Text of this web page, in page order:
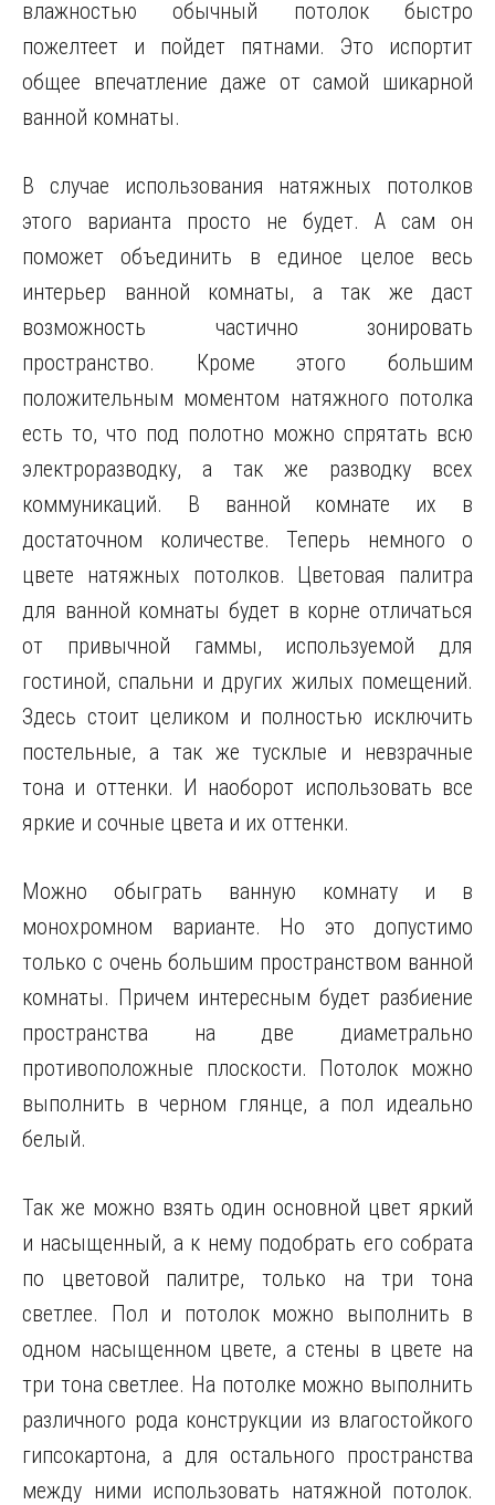
влажностью обычный потолок быстро
пожелтеет и пойдет пятнами. Это испортит
общее впечатление даже от самой шикарной
ванной комнаты.
В случае использования натяжных потолков
этого варианта просто не будет. А сам он
поможет объединить в единое целое весь
интерьер ванной комнаты, а так же даст
возможность частично зонировать
пространство. Кроме этого большим
положительным моментом натяжного потолка
есть то, что под полотно можно спрятать всю
электроразводку, а так же разводку всех
коммуникаций. В ванной комнате их в
достаточном количестве. Теперь немного о
цвете натяжных потолков. Цветовая палитра
для ванной комнаты будет в корне отличаться
от привычной гаммы, используемой для
гостиной, спальни и других жилых помещений.
Здесь стоит целиком и полностью исключить
постельные, а так же тусклые и невзрачные
тона и оттенки. И наоборот использовать все
яркие и сочные цвета и их оттенки.
Можно обыграть ванную комнату и в
монохромном варианте. Но это допустимо
только с очень большим пространством ванной
комнаты. Причем интересным будет разбиение
пространства на две диаметрально
противоположные плоскости. Потолок можно
выполнить в черном глянце, а пол идеально
белый.
Так же можно взять один основной цвет яркий
и насыщенный, а к нему подобрать его собрата
по цветовой палитре, только на три тона
светлее. Пол и потолок можно выполнить в
одном насыщенном цвете, а стены в цвете на
три тона светлее. На потолке можно выполнить
различного рода конструкции из влагостойкого
гипсокартона, а для остального пространства
между ними использовать натяжной потолок.